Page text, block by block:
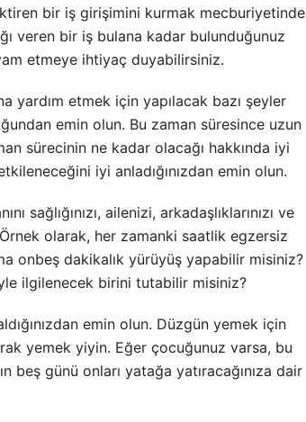
bir iş girişimini kurmak mecburiyetinde
veren bir iş bulana kadar bulunduğunuz
etmeye ihtiyaç duyabilirsiniz.
yardım etmek için yapılacak bazı şeyler
emin olun. Bu zaman süresince uzun
sürecinin ne kadar olacağı hakkında iyi
iyi anladığınızdan emin olun.
sağlığınızı, ailenizi, arkadaşlıklarınızı ve
olarak, her zamanki saatlik egzersiz
onbeş dakikalık yürüyüş yapabilir misiniz?
ilgilenecek birini tutabilir misiniz?
emin olun. Düzgün yemek için
yemek yiyin. Eğer çocuğunuz varsa, bu
beş günü onları yatağa yatıracağınıza dair